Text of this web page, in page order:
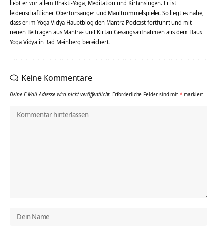
liebt er vor allem Bhakti-Yoga, Meditation und Kirtansingen. Er ist
leidenschaftlicher Obertonsänger und Maultrommelspieler. So liegt es nahe,
dass er im Yoga Vidya Hauptblog den Mantra Podcast fortführt und mit
neuen Beiträgen aus Mantra- und Kirtan Gesangsaufnahmen aus dem Haus
Yoga Vidya in Bad Meinberg bereichert.
Keine Kommentare
Deine E-Mail-Adresse wird nicht veröffentlicht. Erforderliche Felder sind mit * markiert.